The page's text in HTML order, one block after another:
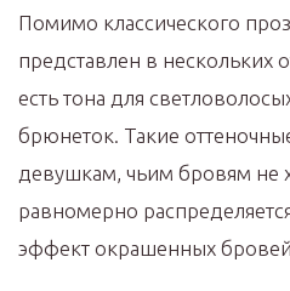
Помимо классического
представлен в нескольких
есть тона для
брюнеток. Такие
девушкам, чьим бровям не
равномерно
эффект окрашенных бровей.